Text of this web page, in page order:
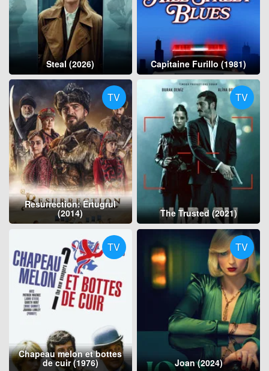
Steal (2026) Capitaine Furillo (1981)
TV
Resurrection: Ertugrul
(2014)
TV
The Trusted (2021)
TV
Chapeau melon et bottes
de cuir (1976)
TV
Joan (2024)